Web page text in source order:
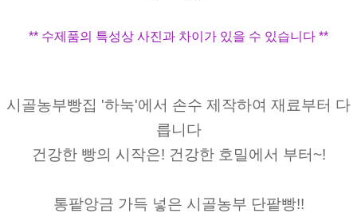
** 수제품의 특성상 사진과 차이가 있을 수 있습니다 **
시골농부빵집 '하눅'에서 손수 제작하여 재료부터 다
릅니다
건강한 빵의 시작은! 건강한 호밀에서 부터~!
통팥앙금 가득 넣은 시골농부 단팥빵!!